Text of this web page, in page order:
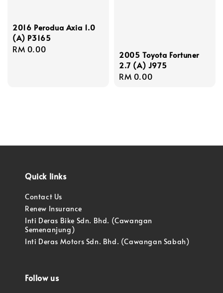
2016 Perodua Axia 1.0
(A) P3165
Regular
RM 0.00
2005 Toyota Fortuner
2.7 (A) J975
Regular
RM 0.00
Quick links
Contact Us
Renew Insurance
Inti Deras Bike Sdn. Bhd. (Cawangan
Semenanjung)
Inti Deras Motors Sdn. Bhd. (Cawangan Sabah)
Follow us